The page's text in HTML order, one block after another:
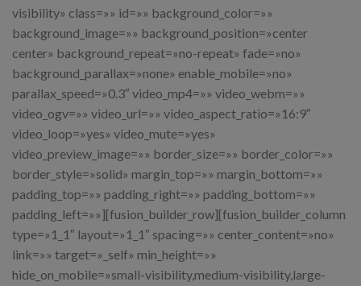
visibility» class=»» id=»» background_color=»»
background_image=»» background_position=»center
center» background_repeat=»no-repeat» fade=»no»
background_parallax=»none» enable_mobile=»no»
parallax_speed=»0.3″ video_mp4=»» video_webm=»»
video_ogv=»» video_url=»» video_aspect_ratio=»16:9″
video_loop=»yes» video_mute=»yes»
video_preview_image=»» border_size=»» border_color=»»
border_style=»solid» margin_top=»» margin_bottom=»»
padding_top=»» padding_right=»» padding_bottom=»»
padding_left=»»][fusion_builder_row][fusion_builder_column
type=»1_1″ layout=»1_1″ spacing=»» center_content=»no»
link=»» target=»_self» min_height=»»
hide_on_mobile=»small-visibility,medium-visibility,large-